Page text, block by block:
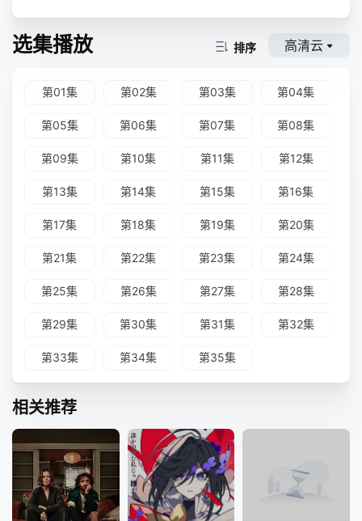
选集播放 排序 高清云
第01集 第02集 第03集 第04集
第05集 第06集 第07集 第08集
第09集 第10集 第11集 第12集
第13集 第14集 第15集 第16集
第17集 第18集 第19集 第20集
第21集 第22集 第23集 第24集
第25集 第26集 第27集 第28集
第29集 第30集 第31集 第32集
第33集 第34集 第35集
相关推荐